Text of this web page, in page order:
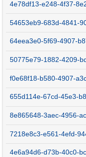
4e78df13-e248-4f37-
54653eb9-683d-4841-
64eea3e0-5f69-4907-
50775e79-1882-4209-
f0e68f18-b580-4907-
655d114e-67cd-45e3-
8e865648-3aec-4956-
7218e8c3-e561-4efd-
4e6a94d6-d73b-40c0-